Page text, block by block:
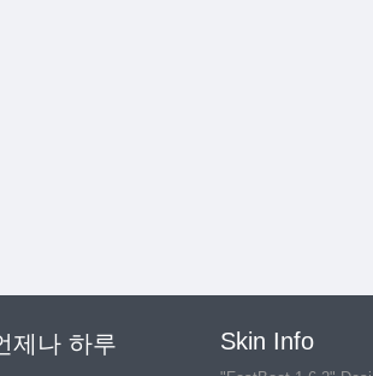
제나 하루 Skin Info